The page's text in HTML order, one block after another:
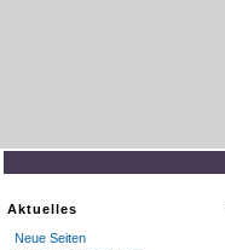
Aktuelles
Neue Seiten